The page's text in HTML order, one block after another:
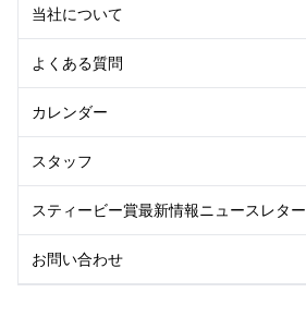
当社について
よくある質問
カレンダー
スタッフ
スティービー賞最新情報ニュースレター
お問い合わせ